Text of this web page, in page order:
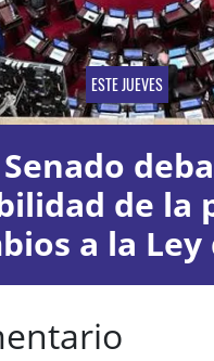
ESTE JUEVES
Senado
de la
a la